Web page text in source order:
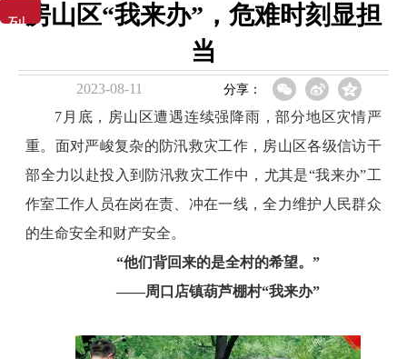
房山区“我来办”，危难时刻显担
当
2023-08-11 分享：
7月底，房山区遭遇连续强降雨，部分地区灾情严
重。面对严峻复杂的防汛救灾工作，房山区各级信访干
部全力以赴投入到防汛救灾工作中，尤其是“我来办”工
作室工作人员在岗在责、冲在一线，全力维护人民群众
的生命安全和财产安全。
“他们背回来的是全村的希望。”
——周口店镇葫芦棚村“我来办”